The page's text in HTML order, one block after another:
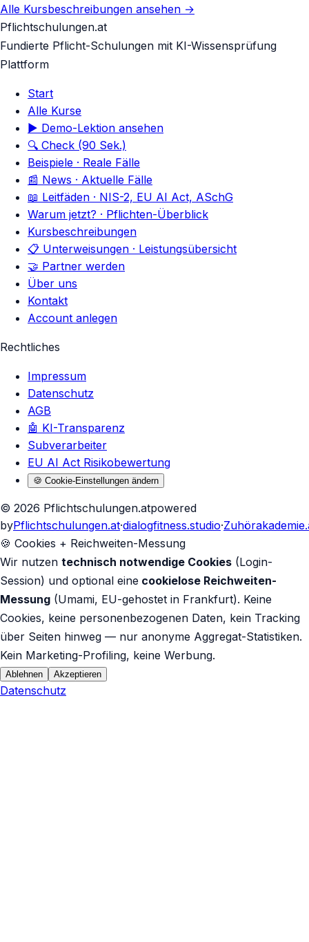
Alle Kursbeschreibungen ansehen →
Pflichtschulungen.at
Fundierte Pflicht-Schulungen mit KI-Wissensprüfung
Plattform
Start
Alle Kurse
▶ Demo-Lektion ansehen
🔍 Check (90 Sek.)
Beispiele · Reale Fälle
📰 News · Aktuelle Fälle
📖 Leitfäden · NIS-2, EU AI Act, ASchG
Warum jetzt? · Pflichten-Überblick
Kursbeschreibungen
📋 Unterweisungen · Leistungsübersicht
🤝 Partner werden
Über uns
Kontakt
Account anlegen
Rechtliches
Impressum
Datenschutz
AGB
🤖 KI-Transparenz
Subverarbeiter
EU AI Act Risikobewertung
🍪 Cookie-Einstellungen ändern
© 2026 Pflichtschulungen.atpowered
byPflichtschulungen.at·dialogfitness.studio·
🍪 Cookies + Reichweiten-Messung
Wir nutzen technisch notwendige Cookies (Login-
Session) und optional eine cookielose Reichweiten-
Messung (Umami, EU-gehostet in Frankfurt). Keine
Cookies, keine personenbezogenen Daten, kein Tracking
über Seiten hinweg — nur anonyme Aggregat-Statistiken.
Kein Marketing-Profiling, keine Werbung.
Ablehnen Akzeptieren
Datenschutz